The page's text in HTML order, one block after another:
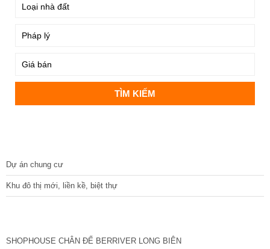
Dự án chung cư
Khu đô thị mới, liền kề, biệt thự
SHOPHOUSE CHÂN ĐẾ BERRIVER LONG BIÊN